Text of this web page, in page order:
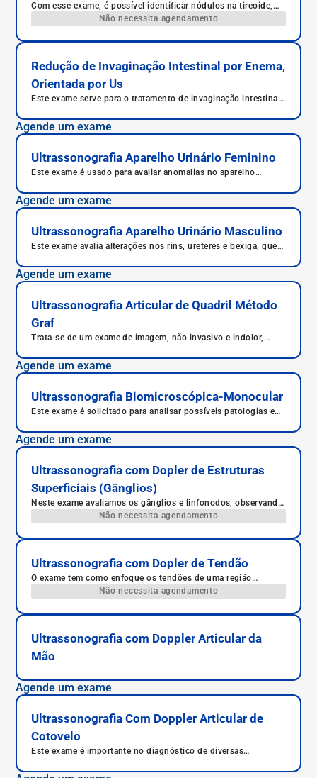
Com esse exame, é possível identificar nódulos na tireoide,
analisar suas características e coletar material para análise.
Não necessita agendamento
Redução de Invaginação Intestinal por Enema,
Orientada por Us
Este exame serve para o tratamento de invaginação intestinal,
Agende um exame
Ultrassonografia Aparelho Urinário Feminino
Este exame é usado para avaliar anomalias no aparelho
Agende um exame
Ultrassonografia Aparelho Urinário Masculino
Este exame avalia alterações nos rins, ureteres e bexiga, que
presença de cálculos ou tumores.
Agende um exame
Ultrassonografia Articular de Quadril Método
Graf
Trata-se de um exame de imagem, não invasivo e indolor,
Agende um exame
Ultrassonografia Biomicroscópica-Monocular
Este exame é solicitado para analisar possíveis patologias e
Agende um exame
Ultrassonografia com Dopler de Estruturas
Superficiais (Gânglios)
Neste exame avaliamos os gânglios e linfonodos, observando
fluxos e mapeamento sua localização.
Não necessita agendamento
Ultrassonografia com Dopler de Tendão
O exame tem como enfoque os tendões de uma região
específica do corpo. Os tendões são estruturas que conectam
um músculo a um osso.
Não necessita agendamento
Ultrassonografia com Doppler Articular da
Mão
Agende um exame
Ultrassonografia Com Doppler Articular de
Cotovelo
Este exame é importante no diagnóstico de diversas
articulares (artrites), muitas vezes associadas a movimentos